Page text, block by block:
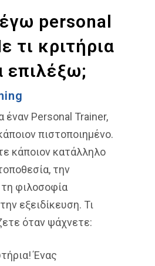
personal
τι κριτήρια
επιλέξω;
έναν Personal Trainer,
πιστοποιημένο.
κάποιον κατάλληλο
την
φιλοσοφία
εξειδίκευση. Τι
όταν ψάχνετε:
Ένας